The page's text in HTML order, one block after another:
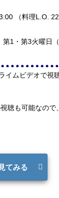
（料理L.O.
1・第3火曜日（
イムビデオで視
聴も可能なので
てみる